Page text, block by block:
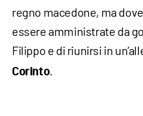
regno macedone, ma
essere amministrate da
Filippo e di riunirsi in
Corinto.